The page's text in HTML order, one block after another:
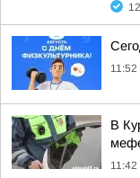
11:52
В
11:42